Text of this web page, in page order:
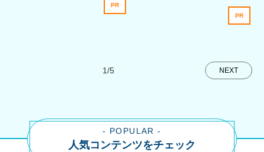
PR
PR
1/5 NEXT
- POPULAR -
人気コンテンツをチェック